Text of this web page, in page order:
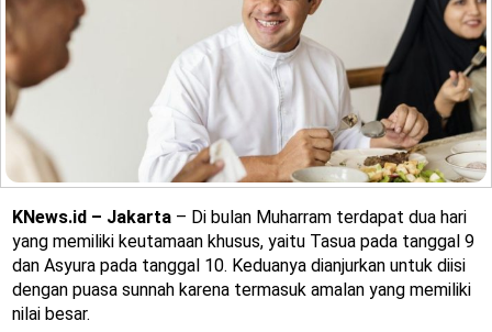
KNews.id – Jakarta – Di bulan Muharram terdapat dua hari
yang memiliki keutamaan khusus, yaitu Tasua pada tanggal 9
dan Asyura pada tanggal 10. Keduanya dianjurkan untuk diisi
dengan puasa sunnah karena termasuk amalan yang memiliki
nilai besar.